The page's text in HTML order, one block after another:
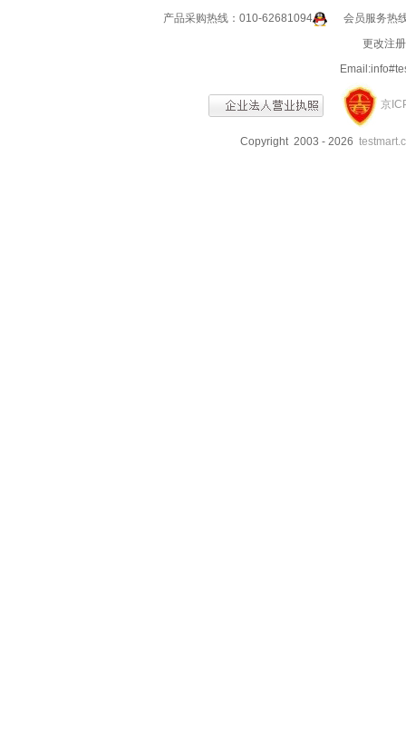
产品采购热线：010-62681094
会员服务热
更改注
京
Copyright 2003 - 2026